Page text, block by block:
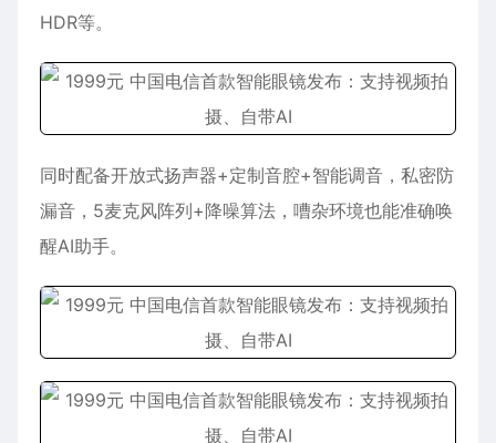
HDR等。
同时配备开放式扬声器+定制音腔+智能调音，私密防
漏音，5麦克风阵列+降噪算法，嘈杂环境也能准确唤
醒AI助手。